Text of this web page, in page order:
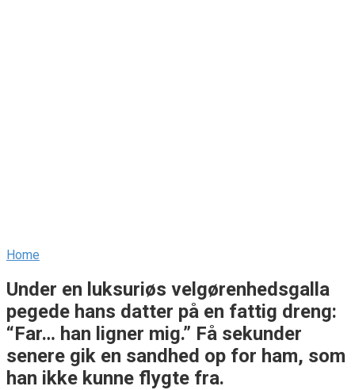
Home
Under en luksuriøs velgørenhedsgalla
pegede hans datter på en fattig dreng:
“Far… han ligner mig.” Få sekunder
senere gik en sandhed op for ham, som
han ikke kunne flygte fra.